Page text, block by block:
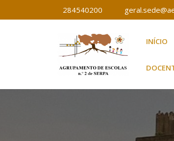
para
284540200
INÍCIO